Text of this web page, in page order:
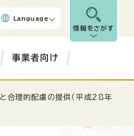
Language
情報をさがす
事業者向け
合理的配慮の提供（平成28年